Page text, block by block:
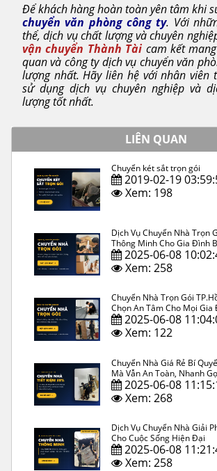
Để khách hàng hoàn toàn yên tâm khi
chuyển văn phòng công ty. Với
thể, dịch vụ chất lượng và chuyên
vận chuyển Thành Tài cam kết
quan và công ty dịch vụ chuyển văn
lượng nhất. Hãy liên hệ với nhân viên
sử dụng dịch vụ chuyên nghiệp và
lượng tốt nhất.
LIÊN QUAN
Chuyển két sắt trọn gói
2019-02-19
Xem: 198
Dịch Vụ Chuyển Nhà Trọn
Thông Minh Cho Gia Đình
2025-06-08
Xem: 258
Chuyển Nhà Trọn Gói
Chọn An Tâm Cho Mọi Gia
2025-06-08
Xem: 122
Chuyển Nhà Giá Rẻ Bí
Mà Vẫn An Toàn, Nhanh
2025-06-08
Xem: 268
Dịch Vụ Chuyển Nhà Giải
Cho Cuộc Sống Hiện Đại
2025-06-08
Xem: 258